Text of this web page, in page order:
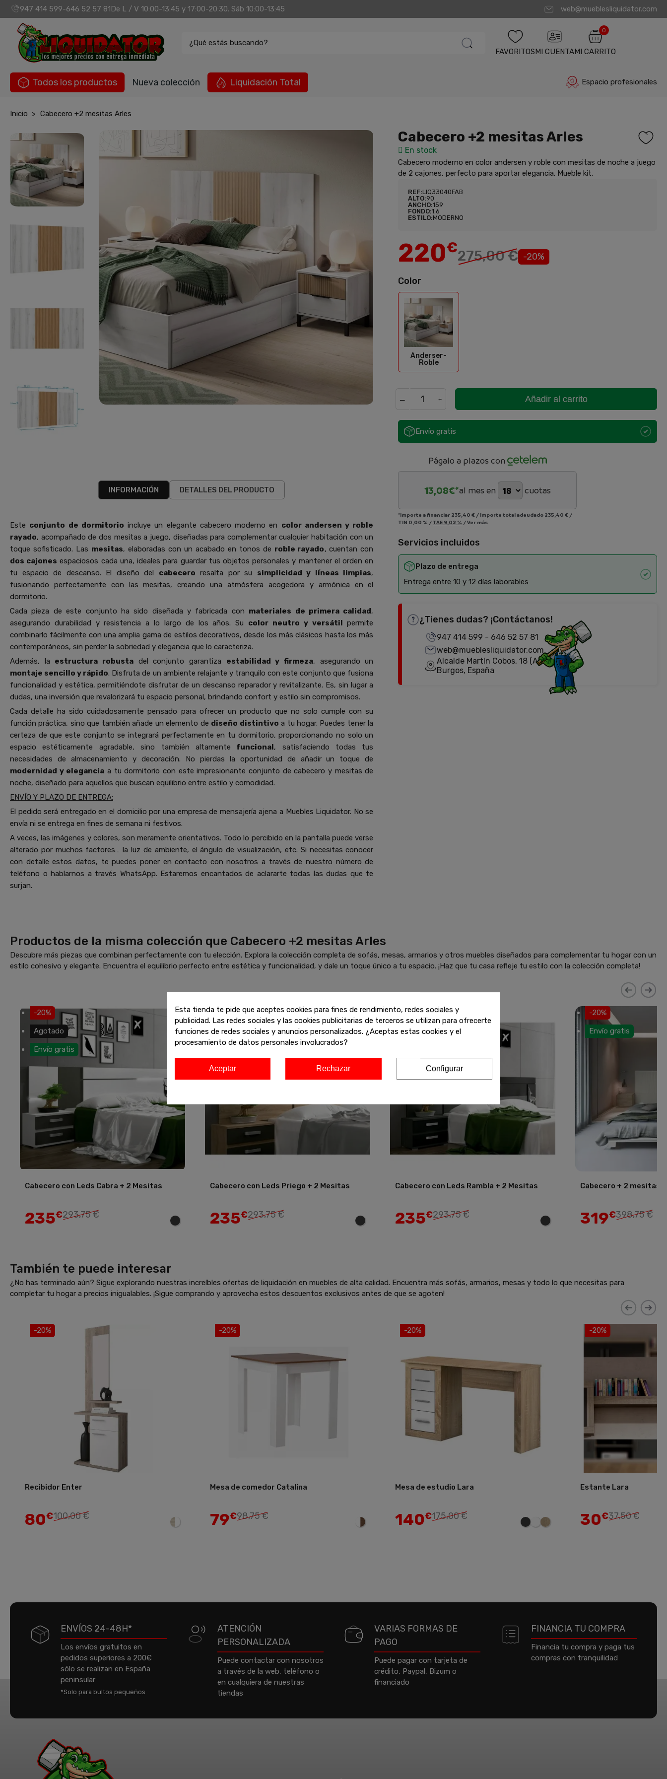
947 414 599-646 52 57 81De L / V 10:00-13:45 y 17:00-20:30. Sáb 10:00-13:45 web@mueblesliquidator.com
¿Qué estás buscando?
FAVORITOSMI CUENTA
0
MI CARRITO
Todos los productos Nueva colección Liquidación Total Espacio profesionales
Inicio Cabecero +2 mesitas Arles
INFORMACIÓN DETALLES DEL PRODUCTO
Este conjunto de dormitorio incluye un elegante cabecero moderno en color andersen y roble
rayado, acompañado de dos mesitas a juego, diseñadas para complementar cualquier habitación con un
toque sofisticado. Las mesitas, elaboradas con un acabado en tonos de roble rayado, cuentan con
dos cajones espaciosos cada una, ideales para guardar tus objetos personales y mantener el orden en
tu espacio de descanso. El diseño del cabecero resalta por su simplicidad y líneas limpias,
fusionando perfectamente con las mesitas, creando una atmósfera acogedora y armónica en el
dormitorio.
Cada pieza de este conjunto ha sido diseñada y fabricada con materiales de primera calidad,
asegurando durabilidad y resistencia a lo largo de los años. Su color neutro y versátil permite
combinarlo fácilmente con una amplia gama de estilos decorativos, desde los más clásicos hasta los más
contemporáneos, sin perder la sobriedad y elegancia que lo caracteriza.
Además, la estructura robusta del conjunto garantiza estabilidad y firmeza, asegurando un
montaje sencillo y rápido. Disfruta de un ambiente relajante y tranquilo con este conjunto que fusiona
funcionalidad y estética, permitiéndote disfrutar de un descanso reparador y revitalizante. Es, sin lugar a
dudas, una inversión que revalorizará tu espacio personal, brindando confort y estilo sin compromisos.
Cada detalle ha sido cuidadosamente pensado para ofrecer un producto que no solo cumple con su
función práctica, sino que también añade un elemento de diseño distintivo a tu hogar. Puedes tener la
certeza de que este conjunto se integrará perfectamente en tu dormitorio, proporcionando no solo un
espacio estéticamente agradable, sino también altamente funcional, satisfaciendo todas tus
necesidades de almacenamiento y decoración. No pierdas la oportunidad de añadir un toque de
modernidad y elegancia a tu dormitorio con este impresionante conjunto de cabecero y mesitas de
noche, diseñado para aquellos que buscan equilibrio entre estilo y comodidad.
ENVÍO Y PLAZO DE ENTREGA:
El pedido será entregado en el domicilio por una empresa de mensajería ajena a Muebles Liquidator. No se
envía ni se entrega en fines de semana ni festivos.
A veces, las imágenes y colores, son meramente orientativos. Todo lo percibido en la pantalla puede verse
alterado por muchos factores… la luz de ambiente, el ángulo de visualización, etc. Si necesitas conocer
con detalle estos datos, te puedes poner en contacto con nosotros a través de nuestro número de
teléfono o hablarnos a través WhatsApp. Estaremos encantados de aclararte todas las dudas que te
surjan.
Cabecero +2 mesitas Arles
En stock
Cabecero moderno en color andersen y roble con mesitas de noche a juego
de 2 cajones, perfecto para aportar elegancia. Mueble kit.
REF:LIQ33040FAB
ALTO:90
ANCHO:159
FONDO:1.6
ESTILO:MODERNO
220€
275,00 € -20%
Color
Anderser-
Roble
Anderser-Roble
Añadir al carrito
Envío gratis
Págalo a plazos con
13,08€*al mes en cuotas
*Importe a financiar 235,40 € / Importe total adeudado 235,40 € /
TIN 0,00 % / TAE 9,02 % /Ver más
Servicios incluidos
Plazo de entrega
Entrega entre 10 y 12 días laborables
¿Tienes dudas? ¡Contáctanos!
947 414 599 - 646 52 57 81
web@mueblesliquidator.com
Alcalde Martín Cobos, 18 (Antigua Fiat)
Burgos, España
Productos de la misma colección que Cabecero +2 mesitas Arles
Descubre más piezas que combinan perfectamente con tu elección. Explora la colección completa de sofás, mesas, armarios y otros muebles diseñados para complementar tu hogar con un
estilo cohesivo y elegante. Encuentra el equilibrio perfecto entre estética y funcionalidad, y dale un toque único a tu espacio. ¡Haz que tu casa refleje tu estilo con la colección completa!
Cabecero con Leds Cabra + 2 Mesitas
235€293,75 €
-20%
Agotado
Envío gratis
Cabecero con Leds Priego + 2 Mesitas
235€293,75 €
-20%
Agotado
Cabecero con Leds Rambla + 2 Mesitas
235€293,75 €
-20%
Envío gratis
Cabecero + 2 mesitas
319€398,75 €
-20%
Envío gratis
También te puede interesar
¿No has terminado aún? Sigue explorando nuestras increíbles ofertas de liquidación en muebles de alta calidad. Encuentra más sofás, armarios, mesas y todo lo que necesitas para
completar tu hogar a precios inigualables. ¡Sigue comprando y aprovecha estos descuentos exclusivos antes de que se agoten!
Recibidor Enter
80€100,00 €
-20%
Mesa de comedor Catalina
79€98,75 €
-20%
Mesa de estudio Lara
140€175,00 €
-20%
Estante Lara
30€37,50 €
-20%
ENVÍOS 24-48H*
Los envíos gratuitos en
pedidos superiores a 200€
sólo se realizan en España
peninsular
*Solo para bultos pequeños
ATENCIÓN
PERSONALIZADA
Puede contactar con nosotros
a través de la web, teléfono o
en cualquiera de nuestras
tiendas
VARIAS FORMAS DE
PAGO
Puede pagar con tarjeta de
crédito, Paypal, Bizum o
financiado
FINANCIA TU COMPRA
Financia tu compra y paga tus
compras con tranquilidad
Esta tienda te pide que aceptes cookies para fines de rendimiento, redes sociales y
publicidad. Las redes sociales y las cookies publicitarias de terceros se utilizan para ofrecerte
funciones de redes sociales y anuncios personalizados. ¿Aceptas estas cookies y el
procesamiento de datos personales involucrados?
Aceptar Rechazar Configurar